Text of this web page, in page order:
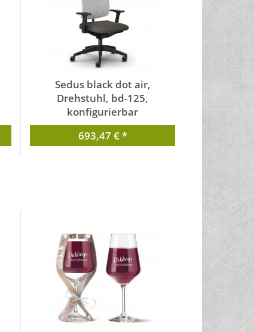
Sedus black dot air,
Drehstuhl, bd-125,
konfigurierbar
von Sedus
693,47 € *